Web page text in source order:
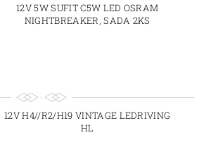
12V 5W SUFIT C5W LED OSRAM
NIGHTBREAKER, SADA 2KS
12V H4//R2/H19 VINTAGE LEDRIVING
HL